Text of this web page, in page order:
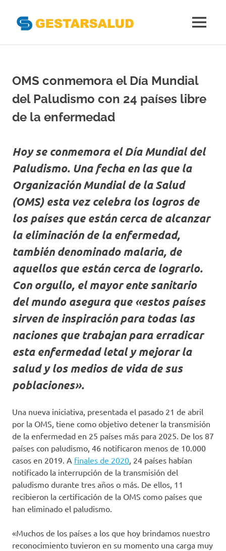
del
Aseguramiento
de
la
Salud
MENÚ
OMS conmemora el Día Mundial
del Paludismo con 24 países libre
de la enfermedad
Hoy se conmemora el Día Mundial del
Paludismo. Una fecha en las que la
Organización Mundial de la Salud
(OMS) esta vez celebra los logros de
los países que están cerca de alcanzar
la eliminación de la enfermedad,
también denominado malaria, de
aquellos que están cerca de lograrlo.
Con orgullo, el mayor ente sanitario
del mundo asegura que «estos países
sirven de inspiración para todas las
naciones que trabajan para erradicar
esta enfermedad letal y mejorar la
salud y los medios de vida de sus
poblaciones».
Una nueva iniciativa, presentada el pasado 21 de abril
por la OMS, tiene como objetivo detener la transmisión
de la enfermedad en 25 países más para 2025. De los 87
países con paludismo, 46 notificaron menos de 10.000
casos en 2019. A finales de 2020, 24 países habían
notificado la interrupción de la transmisión del
paludismo durante tres años o más. De ellos, 11
recibieron la certificación de la OMS como países que
han eliminado el paludismo.
«Muchos de los países a los que hoy brindamos nuestro
reconocimiento tuvieron en su momento una carga muy